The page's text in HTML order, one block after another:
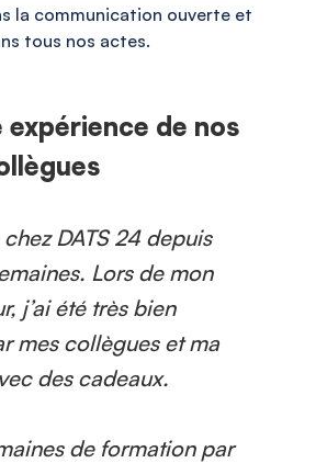
la communication ouverte et
tous nos actes.
expérience de nos
DATS 24 depuis
Lors de mon
j’ai été très bien
mes collègues et ma
des cadeaux.
de formation par